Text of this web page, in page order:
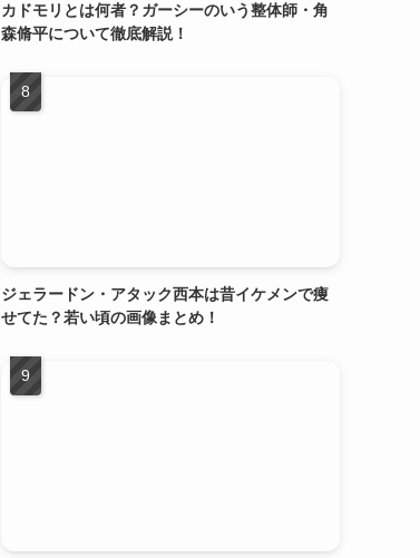
カドモリとは何者？ガーシーのいう整体師・角
森脩平について徹底解説！
ジェラードン・アタック西本は昔イケメンで痩
せてた？若い頃の画像まとめ！